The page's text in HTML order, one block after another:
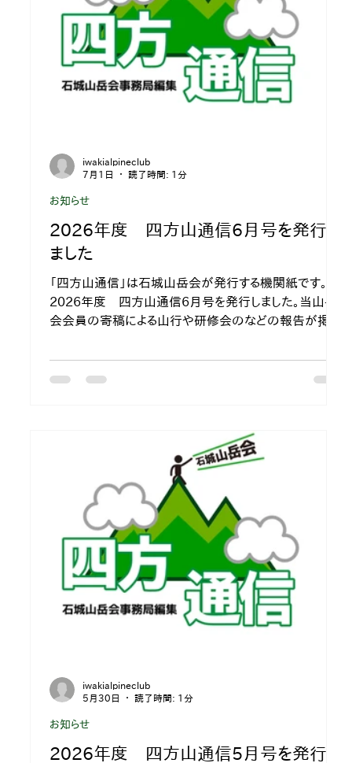
2026年度 四方山通信6月号を発行し
ました
「四方山通信」は石城山岳会が発行する機関紙です。
2026年度 四方山通信6月号を発行しました。当山岳
会会員の寄稿による山行や研修会のなどの報告が掲載
す。
お知らせ
iwakialpineclub
7月1日
読了時間: 1分
2026年度 四方山通信5月号を発行し
お知らせ
iwakialpineclub
5月30日
読了時間: 1分